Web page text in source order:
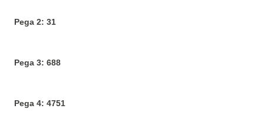
Pega 2: 31
Pega 3: 688
Pega 4: 4751